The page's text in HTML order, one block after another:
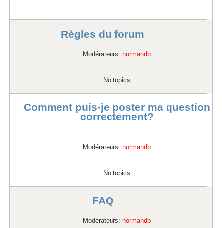
Règles du forum
Modérateurs:normandb
No topics
Comment puis-je poster ma question
correctement?
Modérateurs:normandb
No topics
FAQ
Modérateurs:normandb